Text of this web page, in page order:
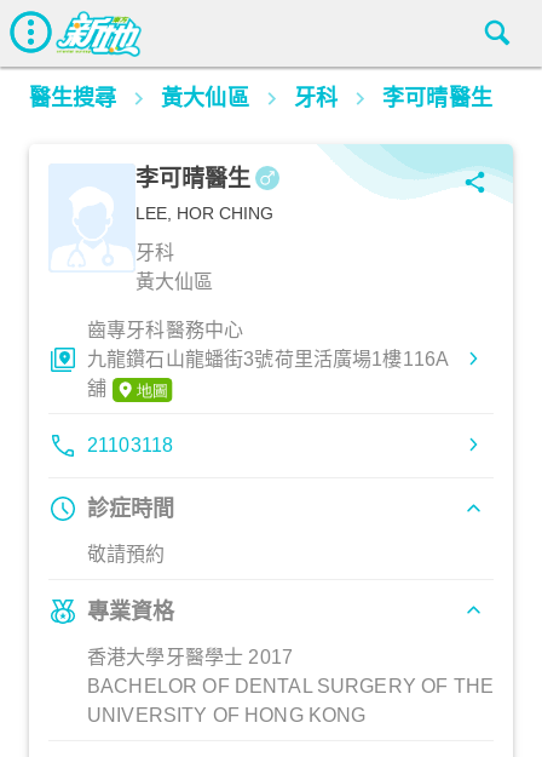
醫生搜尋 黃大仙區 牙科 李可晴醫生
李可晴醫生
LEE, HOR CHING
牙科
黃大仙區
齒專牙科醫務中心
九龍鑽石山龍蟠街3號荷里活廣場1樓116A
舖
21103118
診症時間
敬請預約
專業資格
香港大學牙醫學士 2017
BACHELOR OF DENTAL SURGERY OF THE
UNIVERSITY OF HONG KONG